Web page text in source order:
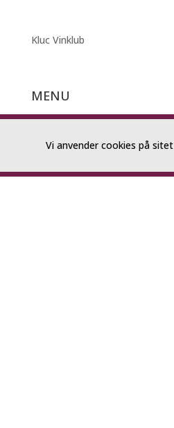
Kluc Vinklub
MENU
Vi anvender cookies på sitet